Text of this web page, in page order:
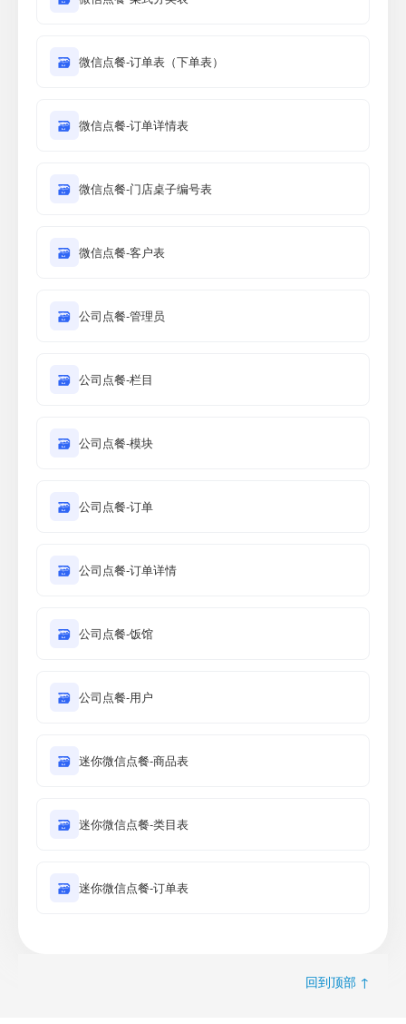
🗃 微信点餐-订单表（下单表）
🗃 微信点餐-订单详情表
🗃 微信点餐-门店桌子编号表
🗃 微信点餐-客户表
🗃 公司点餐-管理员
🗃 公司点餐-栏目
🗃 公司点餐-模块
🗃 公司点餐-订单
🗃 公司点餐-订单详情
🗃 公司点餐-饭馆
🗃 公司点餐-用户
🗃 迷你微信点餐-商品表
🗃 迷你微信点餐-类目表
🗃 迷你微信点餐-订单表
回到顶部 ↑